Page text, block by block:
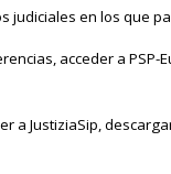
judiciales en los que
acceder a PSP-
a JustiziaSip,